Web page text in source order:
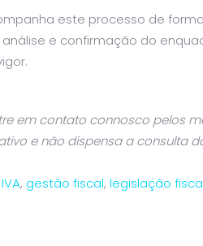
este processo de
e confirmação do
em contato connosco pelos
e não dispensa a consulta
, gestão fiscal, legislação